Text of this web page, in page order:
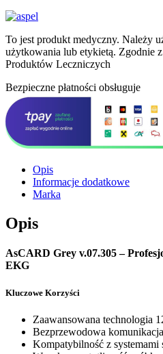
To jest produkt medyczny. Należy
użytkowania lub etykietą. Zgodnie
Produktów Leczniczych
Bezpieczne płatności obsługuje
Opis
Informacje dodatkowe
Marka
Opis
AsCARD Grey v.07.305 –
EKG
Kluczowe Korzyści
Zaawansowana technologia
Bezprzewodowa
Kompatybilność z